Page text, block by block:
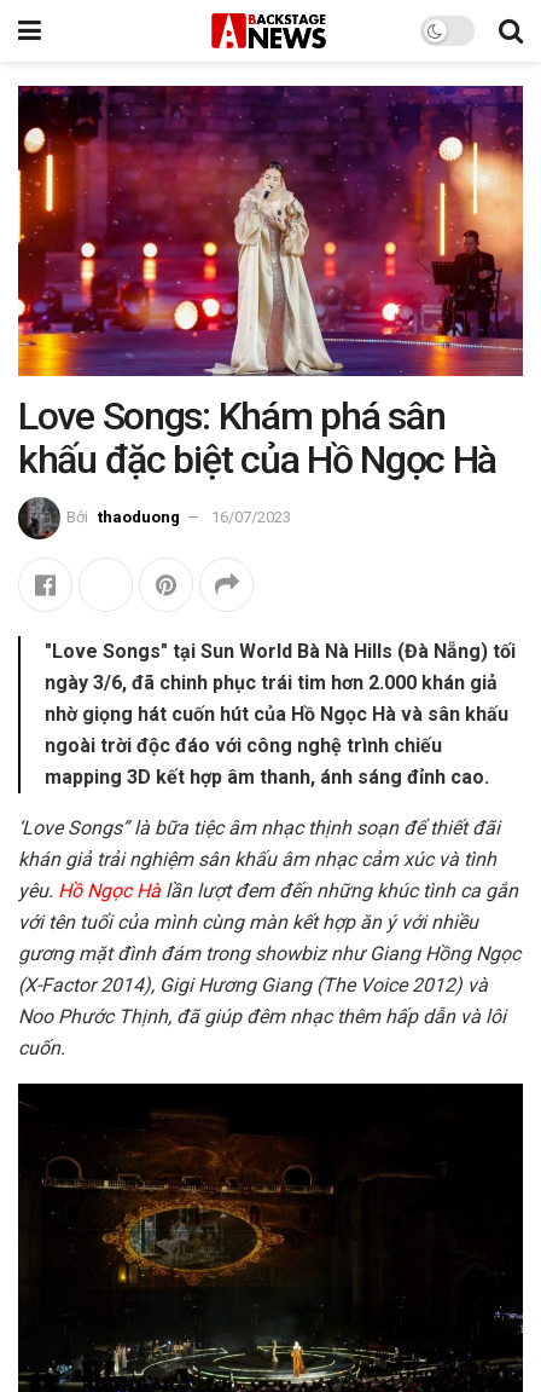
Love Songs: Khám phá sân
khấu đặc biệt của Hồ Ngọc Hà
Bởi thaoduong 16/07/2023
"Love Songs" tại Sun World Bà Nà Hills (Đà Nẵng) tối
ngày 3/6, đã chinh phục trái tim hơn 2.000 khán giả
nhờ giọng hát cuốn hút của Hồ Ngọc Hà và sân khấu
ngoài trời độc đáo với công nghệ trình chiếu
mapping 3D kết hợp âm thanh, ánh sáng đỉnh cao.
‘Love Songs” là bữa tiệc âm nhạc thịnh soạn để thiết đãi
khán giả trải nghiệm sân khấu âm nhạc cảm xúc và tình
yêu. Hồ Ngọc Hà lần lượt đem đến những khúc tình ca gắn
với tên tuổi của mình cùng màn kết hợp ăn ý với nhiều
gương mặt đình đám trong showbiz như Giang Hồng Ngọc
(X-Factor 2014), Gigi Hương Giang (The Voice 2012) và
Noo Phước Thịnh, đã giúp đêm nhạc thêm hấp dẫn và lôi
cuốn.